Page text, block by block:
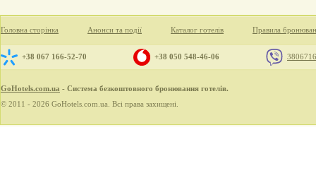
Головна сторінка Анонси та події Каталог готелів Правила
+38 067 166-52-70 +38 050 548-46-06
GoHotels.com.ua - Система безкоштовного бронювання готелів.
© 2011 - 2026 GoHotels.com.ua. Всі права захищені.